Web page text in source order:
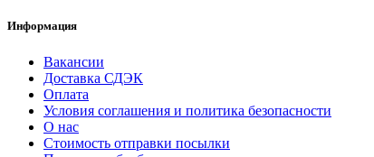
Информация
Вакансии
Доставка СДЭК
Оплата
Условия соглашения и политика безопасности
О нас
Стоимость отправки посылки